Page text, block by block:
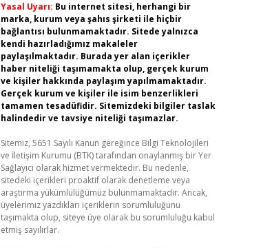
Yasal Uyarı: Bu internet sitesi, herhangi bir
marka, kurum veya şahıs şirketi ile hiçbir
bağlantısı bulunmamaktadır. Sitede yalnızca
kendi hazırladığımız makaleler
paylaşılmaktadır. Burada yer alan içerikler
haber niteliği taşımamakta olup, gerçek kurum
ve kişiler hakkında paylaşım yapılmamaktadır.
Gerçek kurum ve kişiler ile isim benzerlikleri
tamamen tesadüfidir. Sitemizdeki bilgiler taslak
halindedir ve tavsiye niteliği taşımazlar.
Sitemiz, 5651 Sayılı Kanun gereğince Bilgi Teknolojileri
ve İletişim Kurumu (BTK) tarafından onaylanmış bir Yer
Sağlayıcı olarak hizmet vermektedir. Bu nedenle,
sitedeki içerikleri proaktif olarak denetleme veya
araştırma yükümlülüğümüz bulunmamaktadır. Ancak,
üyelerimiz yazdıkları içeriklerin sorumluluğunu
taşımakta olup, siteye üye olarak bu sorumluluğu kabul
etmiş sayılırlar.